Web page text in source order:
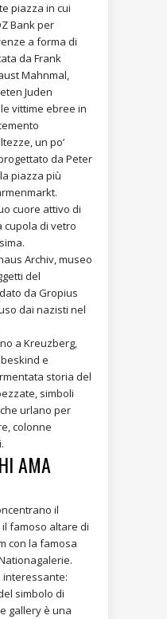
piazza in cui
Bank per
a forma di
da Frank
Mahnmal,
Juden
vittime ebree in
un po’
da Peter
piazza più
cuore attivo di
cupola di vetro
Archiv, museo
del
da Gropius
dai nazisti nel
a Kreuzberg,
e
storia del
simboli
urlano per
colonne
AMA
il
famoso altare di
con la famosa
interessante:
simbolo di
gallery è una